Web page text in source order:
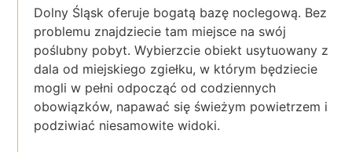
Dolny Śląsk oferuje bogatą bazę noclegową. Bez
problemu znajdziecie tam miejsce na swój
poślubny pobyt. Wybierzcie obiekt usytuowany z
dala od miejskiego zgiełku, w którym będziecie
mogli w pełni odpocząć od codziennych
obowiązków, napawać się świeżym powietrzem i
podziwiać niesamowite widoki.